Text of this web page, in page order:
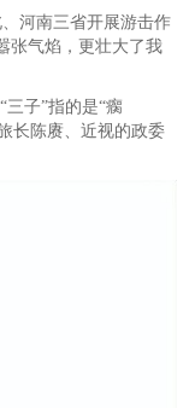
河南三省开展游击作
张气焰，更壮大了我
子”指的是“瘸
长陈赓、近视的政委